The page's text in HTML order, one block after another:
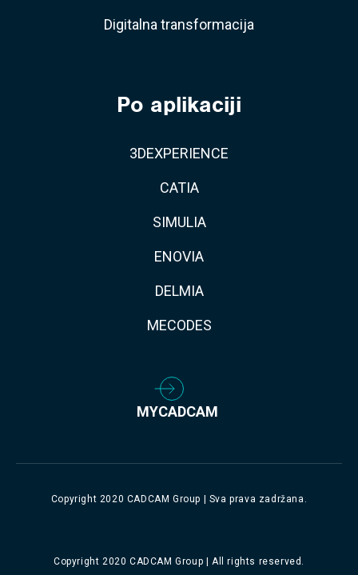
Digitalna transformacija
Po aplikaciji
3DEXPERIENCE
CATIA
SIMULIA
ENOVIA
DELMIA
MECODES
MYCADCAM
Copyright 2020 CADCAM Group | Sva prava zadržana.
Copyright 2020 CADCAM Group | All rights reserved.